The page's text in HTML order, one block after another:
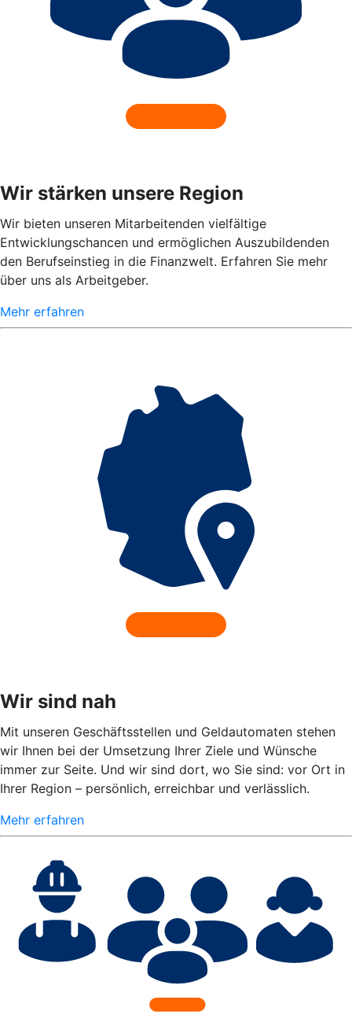
Wir stärken unsere Region
Wir bieten unseren Mitarbeitenden vielfältige
Entwicklungschancen und ermöglichen Auszubildenden
den Berufseinstieg in die Finanzwelt. Erfahren Sie mehr
über uns als Arbeitgeber.
Mehr erfahren
Wir sind nah
Mit unseren Geschäftsstellen und Geldautomaten stehen
wir Ihnen bei der Umsetzung Ihrer Ziele und Wünsche
immer zur Seite. Und wir sind dort, wo Sie sind: vor Ort in
Ihrer Region – persönlich, erreichbar und verlässlich.
Mehr erfahren